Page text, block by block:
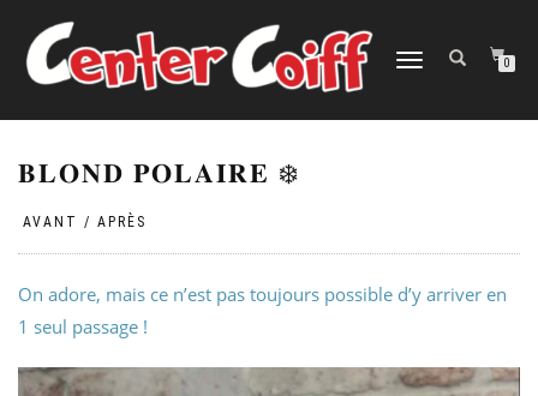
DÉPLIER
0
𝐁𝐋𝐎𝐍𝐃 𝐏𝐎𝐋𝐀𝐈𝐑𝐄 ❄️
AVANT / APRÈS
On adore, mais ce n’est pas toujours possible d’y arriver en
1 seul passage !